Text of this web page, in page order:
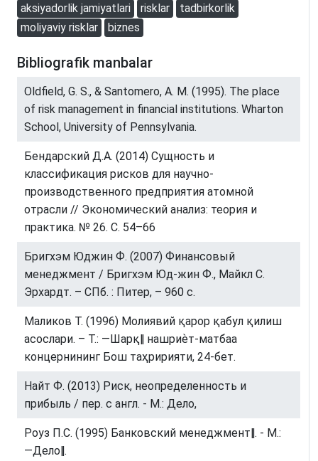
аksiyadorlik jamiyatlari risklar
tadbirkorlik
moliyaviy risklar
biznes
Bibliografik manbalar
Oldfield, G. S., & Santomero, A. M. (1995). The place
of risk management in financial institutions. Wharton
School, University of Pennsylvania.
Бендарский Д.А. (2014) Сущность и
классификация рисков для научно-
производственного предприятия атомной
отрасли // Экономический анализ: теория и
практика. № 26. С. 54–66
Бригхэм Юджин Ф. (2007) Финансовый
менеджмент / Бригхэм Юд-жин Ф., Майкл С.
Эрхардт. – СПб. : Питер, – 960 с.
Маликов Т. (1996) Молиявий қарор қабул қилиш
асослари. – Т.: ―Шарқ‖ нашриѐт-матбаа
концернининг Бош таҳририяти, 24-бет.
Найт Ф. (2013) Риск, неопределенность и
прибыль / пер. с англ. - М.: Дело,
Роуз П.С. (1995) Банковский менеджмент‖. - М.:
―Дело‖.